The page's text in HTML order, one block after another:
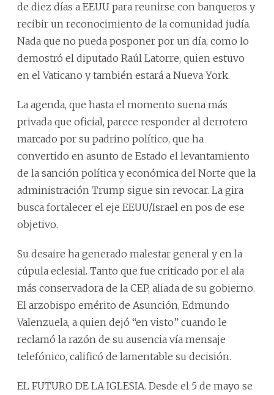
de diez días a EEUU para reunirse con banqueros y
recibir un reconocimiento de la comunidad judía.
Nada que no pueda posponer por un día, como lo
demostró el diputado Raúl Latorre, quien estuvo
en el Vaticano y también estará a Nueva York.
La agenda, que hasta el momento suena más
privada que oficial, parece responder al derrotero
marcado por su padrino político, que ha
convertido en asunto de Estado el levantamiento
de la sanción política y económica del Norte que la
administración Trump sigue sin revocar. La gira
busca fortalecer el eje EEUU/Israel en pos de ese
objetivo.
Su desaire ha generado malestar general y en la
cúpula eclesial. Tanto que fue criticado por el ala
más conservadora de la CEP, aliada de su gobierno.
El arzobispo emérito de Asunción, Edmundo
Valenzuela, a quien dejó “en visto” cuando le
reclamó la razón de su ausencia vía mensaje
telefónico, calificó de lamentable su decisión.
EL FUTURO DE LA IGLESIA. Desde el 5 de mayo se